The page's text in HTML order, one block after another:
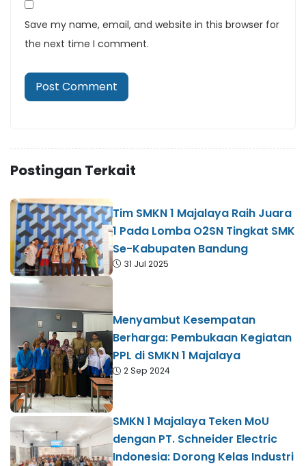
Save my name, email, and website in this browser for
the next time I comment.
Postingan Terkait
Tim SMKN 1 Majalaya Raih Juara
1 Pada Lomba O2SN Tingkat SMK
Se-Kabupaten Bandung
31 Jul 2025
Menyambut Kesempatan
Berharga: Pembukaan Kegiatan
PPL di SMKN 1 Majalaya
2 Sep 2024
SMKN 1 Majalaya Teken MoU
dengan PT. Schneider Electric
Indonesia: Dorong Kelas Industri